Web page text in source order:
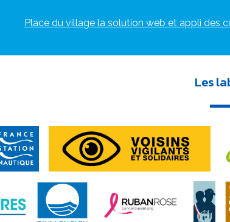
Place du village la solution web et appli des
Les